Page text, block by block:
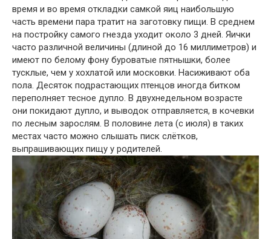
время и во время откладки самкой яиц наибольшую
часть времени пара тратит на заготовку пищи. В среднем
на постройку самого гнезда уходит около 3 дней. Яички
часто различной величины (длиной до 16 миллиметров) и
имеют по белому фону буроватые пятнышки, более
тусклые, чем у хохлатой или московки. Насиживают оба
пола. Десяток подрастающих птенцов иногда битком
переполняет тесное дупло. В двухнедельном возрасте
они покидают дупло, и выводок отправляется, в кочевки
по лесным зарослям. В половине лета (с июля) в таких
местах часто можно слышать писк слётков,
выпрашивающих пищу у родителей.